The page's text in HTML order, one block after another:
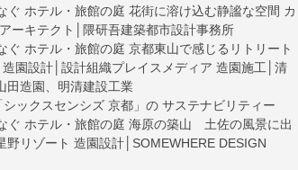
ホテル・旅館の庭 花街に溶け込む静謐な空間 カ
ーキテクト│隈研吾建築都市設計事務所
ホテル・旅館の庭 京都東山で感じるリトリート
園設計│設計組織プレイスメディア 造園施工│清
田造園、明清建設工業
ックスセンシズ 京都」の サステナビリティー
ホテル・旅館の庭 海原の築山 土佐の風景に出
野リゾート 造園設計│SOMEWHERE DESIGN